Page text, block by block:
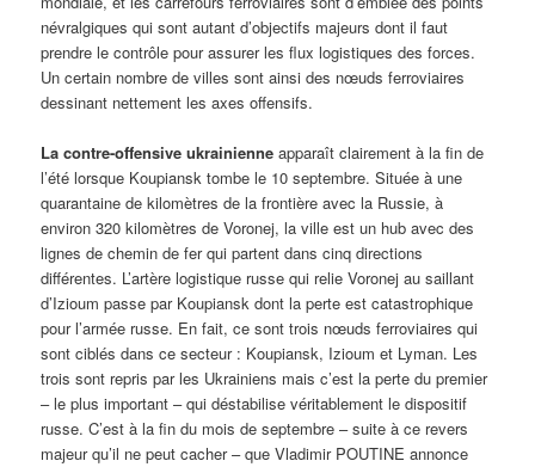
névralgiques qui sont autant d’objectifs majeurs dont il faut
prendre le contrôle pour assurer les flux logistiques des forces.
Un certain nombre de villes sont ainsi des nœuds ferroviaires
dessinant nettement les axes offensifs.
La contre-offensive ukrainienne apparaît clairement à la fin de
l’été lorsque Koupiansk tombe le 10 septembre. Située à une
quarantaine de kilomètres de la frontière avec la Russie, à
environ 320 kilomètres de Voronej, la ville est un hub avec des
lignes de chemin de fer qui partent dans cinq directions
différentes. L’artère logistique russe qui relie Voronej au saillant
d’Izioum passe par Koupiansk dont la perte est catastrophique
pour l’armée russe. En fait, ce sont trois nœuds ferroviaires qui
sont ciblés dans ce secteur : Koupiansk, Izioum et Lyman. Les
trois sont repris par les Ukrainiens mais c’est la perte du premier
– le plus important – qui déstabilise véritablement le dispositif
russe. C’est à la fin du mois de septembre – suite à ce revers
majeur qu’il ne peut cacher – que Vladimir POUTINE annonce